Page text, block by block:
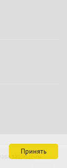
защищены.
Принять